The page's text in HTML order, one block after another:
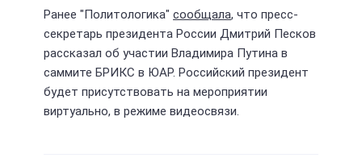
Ранее "Политологика" сообщала, что пресс-
секретарь президента России Дмитрий Песков
рассказал об участии Владимира Путина в
саммите БРИКС в ЮАР. Российский президент
будет присутствовать на мероприятии
виртуально, в режиме видеосвязи.